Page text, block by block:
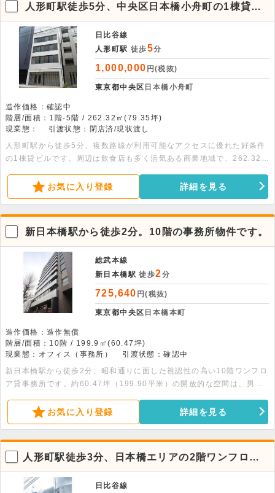
人形町駅徒歩5分、中央区日本橋小舟町の1棟貸ビ
ル
日比谷線
人形町駅 徒歩5分
1,000,000 円(税抜)
東京都中央区 日本橋小舟町
造作価格：確認中
階層/面積：1階-5階 / 262.32㎡(79.35坪)
現業態：
引渡状態：閉店済/現状渡し
人形町駅から徒歩5分、複数路線が利用可能なアクセスに優れた好条件
の1棟貸ビルです。周辺は飲食店も多く活気ある商業地域で、262.32平
引き渡しとなり、幅広いビジネスニーズに対応可能です。ぜひお気軽に
お問い合わせください。 面積：1～4階各62.49平米、5階（塔屋付）
お気に入り登録 詳細を見る
新日本橋駅から徒歩2分。10階の事務所物件です。
総武本線
新日本橋駅 徒歩2分
725,640 円(税抜)
東京都中央区 日本橋本町
造作価格：造作無償
階層/面積：10階 / 199.9㎡(60.47坪)
現業態：オフィス（事務所）
引渡状態：確認中
新日本橋駅から徒歩2分、昭和通りに面した視認性の高い10階ワンフロ
ア貸事務所です。約60.47坪（199.90平米）の開放的な空間は、男女
お問い合わせください。
お気に入り登録 詳細を見る
人形町駅徒歩3分、日本橋エリアの2階ワンフロア
貸事務所
日比谷線